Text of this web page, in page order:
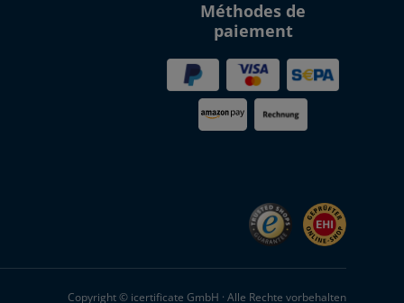
Méthodes de
paiement
Copyright © icertificate GmbH · Alle Rechte vorbehalten